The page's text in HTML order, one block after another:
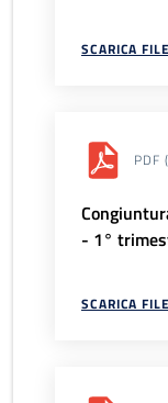
SCARICA FILE
PDF
- 1°
SCARICA FILE